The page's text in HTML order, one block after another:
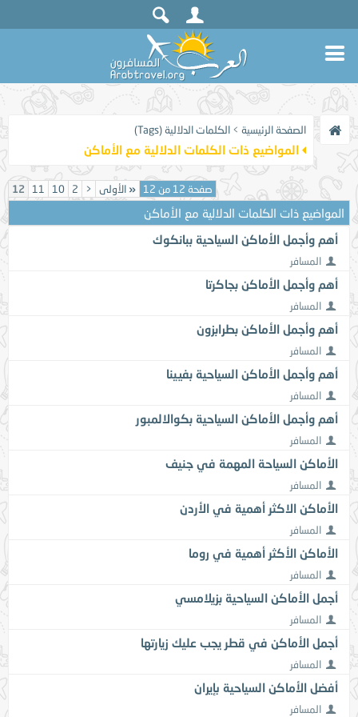
الصفحة الرئيسية > الكلمات الدلالية (Tags)
المواضيع ذات الكلمات الدلالية مع الأماكن
صفحة 12 من 12 « الأولى <
2
10
11
12
المواضيع ذات الكلمات الدلالية مع الأماكن
أهم وأجمل الأماكن السياحية ببانكوك
المسافر
أهم وأجمل الأماكن بجاكرتا
المسافر
أهم وأجمل الأماكن بطرابزون
المسافر
أهم وأجمل الأماكن السياحية بفيينا
المسافر
أهم وأجمل الأماكن السياحية بكوالالمبور
المسافر
الأماكن السياحة المهمة في جنيف
المسافر
الأماكن الاكثر أهمية في الأردن
المسافر
الأماكن الأكثر أهمية في روما
المسافر
أجمل الأماكن السياحية بزيلامسي
المسافر
أجمل الأماكن في قطر يجب عليك زيارتها
المسافر
أفضل الأماكن السياحية بإيران
المسافر